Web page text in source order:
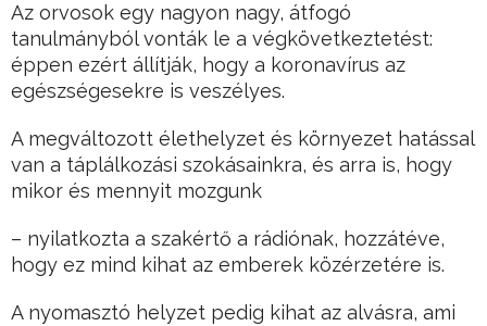
Az orvosok egy nagyon nagy, átfogó
tanulmányból vonták le a végkövetkeztetést:
éppen ezért állítják, hogy a koronavírus az
egészségesekre is veszélyes.
A megváltozott élethelyzet és környezet hatással
van a táplálkozási szokásainkra, és arra is, hogy
mikor és mennyit mozgunk
– nyilatkozta a szakértő a rádiónak, hozzátéve,
hogy ez mind kihat az emberek közérzetére is.
A nyomasztó helyzet pedig kihat az alvásra, ami